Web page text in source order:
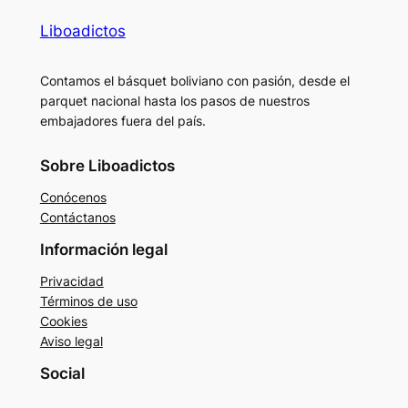
Liboadictos
Contamos el básquet boliviano con pasión, desde el
parquet nacional hasta los pasos de nuestros
embajadores fuera del país.
Sobre Liboadictos
Conócenos
Contáctanos
Información legal
Privacidad
Términos de uso
Cookies
Aviso legal
Social